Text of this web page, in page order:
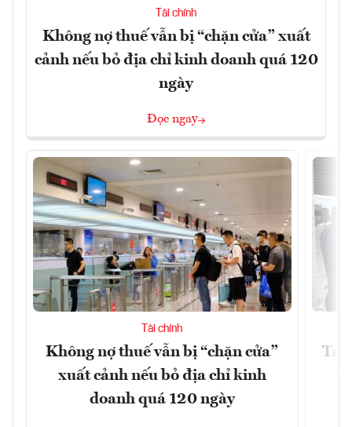
Tài chính
Không nợ thuế vẫn bị “chặn cửa” xuất
cảnh nếu bỏ địa chỉ kinh doanh quá 120
ngày
Đọc ngay
Tài chính
Không nợ thuế vẫn bị “chặn cửa”
xuất cảnh nếu bỏ địa chỉ kinh
doanh quá 120 ngày